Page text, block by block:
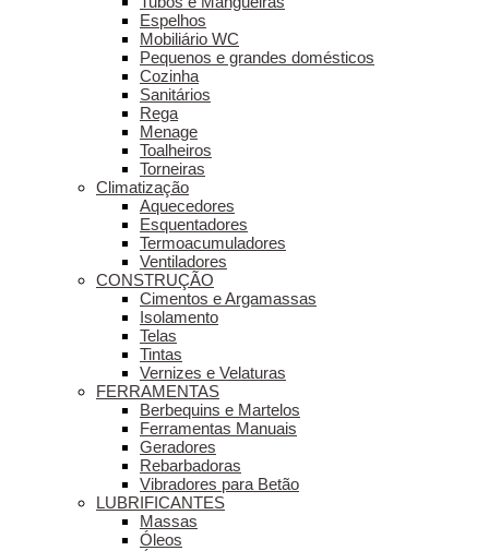
Espelhos
Mobiliário WC
Pequenos e grandes domésticos
Cozinha
Sanitários
Rega
Menage
Toalheiros
Torneiras
Climatização
Aquecedores
Esquentadores
Termoacumuladores
Ventiladores
CONSTRUÇÃO
Cimentos e Argamassas
Isolamento
Telas
Tintas
Vernizes e Velaturas
FERRAMENTAS
Berbequins e Martelos
Ferramentas Manuais
Geradores
Rebarbadoras
Vibradores para Betão
LUBRIFICANTES
Massas
Óleos